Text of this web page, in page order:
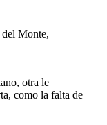
Monte,
otra le
como la falta de